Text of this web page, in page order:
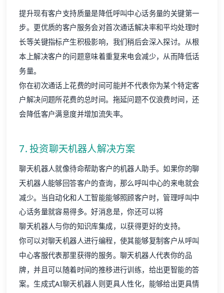
提升现有客户支持质量是降低呼叫中心话务量的关键第一
步。更优质的客户服务会对首次通话解决率和平均处理时
长等关键指标产生积极影响，我们稍后会深入探讨。从根
本上解决客户的问题意味着重复来电会减少，从而降低话
务量。
你在初次通话上花费的时间可能并不代表你为某个特定客
户解决问题所花费的总时间。拖延问题不仅浪费时间，还
会降低客户满意度并增加流失率。
7. 投资聊天机器人解决方案
聊天机器人就像待命帮助客户的机器人助手。如果你的聊
天机器人能够回答客户的查询，那么呼叫中心的来电就会
减少。当自动化和人工智能能够照顾客户时，管理呼叫中
心话务量就容易得多。好消息是，你还可以将
聊天机器人与你的知识库集成，以获得更好的支持。
你可以对聊天机器人进行编程，使其能够复制客户从呼叫
中心客服代表那里获得的服务。聊天机器人代表你的品
牌，并且可以随着时间的推移进行训练，给出更智能的答
案。 生成式AI聊天机器人则更具人性化，能够给出更具情